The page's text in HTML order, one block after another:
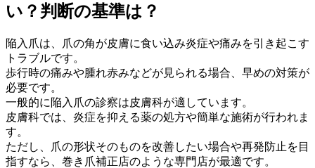
い？判断の基準は？
陥入爪は、爪の角が皮膚に食い込み炎症や痛みを引き起こす
トラブルです。
歩行時の痛みや腫れ赤みなどが見られる場合、早めの対策が
必要です。
一般的に陥入爪の診察は皮膚科が適しています。
皮膚科では、炎症を抑える薬の処方や簡単な施術が行われま
す。
ただし、爪の形状そのものを改善したい場合や再発防止を目
指すなら、巻き爪補正店のような専門店が最適です。